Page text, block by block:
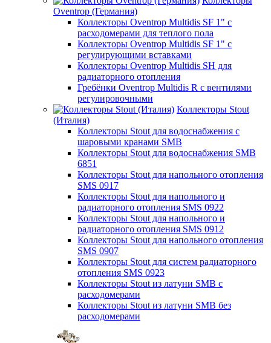
Oventrop (Германия)
Коллекторы Oventrop Multidis SF 1" с
расходомерами для теплого пола
Коллекторы Oventrop Multidis SF 1" с
регулирующими вставками
Коллекторы Oventrop Multidis SH для
радиаторного отопления
Гребёнки Oventrop Multidis R с вентилями
регулировочными
Коллекторы Stout
(Италия)
Коллекторы Stout для водоснабжения с
шаровыми кранами SMB
Коллекторы Stout для водоснабжения SMB
6851
Коллекторы Stout для напольного отопления
SMS 0917
Коллекторы Stout для напольного и
радиаторного отопления SMS 0922
Коллекторы Stout для напольного и
радиаторного отопления SMS 0912
Коллекторы Stout для напольного отопления
SMS 0907
Коллекторы Stout для систем радиаторного
отопления SMS 0923
Коллекторы Stout из латуни SMB с
расходомерами
Коллекторы Stout из латуни SMB без
расходомерами